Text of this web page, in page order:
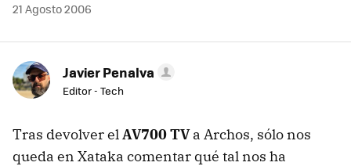
21 Agosto 2006
Javier Penalva
Editor - Tech
Tras devolver elAV700 TVa Archos, sólo nos
queda en Xataka comentar qué tal nos ha